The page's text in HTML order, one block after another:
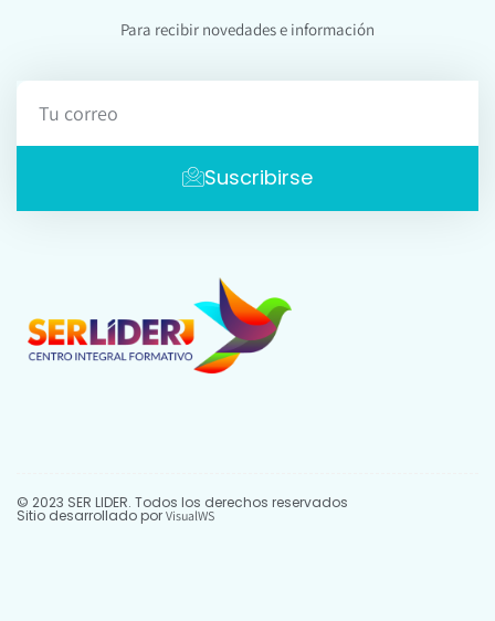
Para recibir novedades e información
Suscribirse
© 2023 SER LIDER. Todos los derechos reservados
Sitio desarrollado por VisualWS